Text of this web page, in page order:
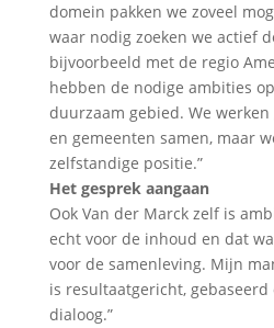
domein pakken we zoveel
waar nodig zoeken we actief
bijvoorbeeld met de regio
hebben de nodige ambities
duurzaam gebied. We
en gemeenten samen, maar
zelfstandige positie.”
Het gesprek aangaan
Ook Van der Marck zelf is
echt voor de inhoud en dat
voor de samenleving. Mijn
is resultaatgericht,
dialoog.”